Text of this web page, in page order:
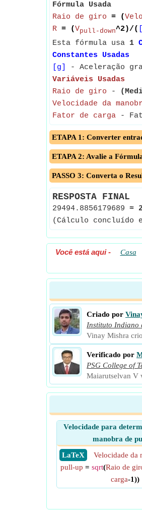
Fórmula Usada
Raio de giro = (
R = (Vpull-down^2)/(
Esta fórmula usa 1
Constantes Usadas
[g]
- Aceleração
Variáveis Usadas
Raio de giro -
Velocidade da
Fator de carga -
ETAPA 1: Converter
ETAPA 2: Avalie a
PASSO 3: Converta o
RESPOSTA FINAL
29494.8856179689 ≈
(Cálculo concluído
Você está aqui- Casa
Criado por
Instituto Indiano
Vinay Mishra
Verificado por
PSG College of
Maiarutselvan V
Velocidade para
manobra de
​ LaTeX
Velocidade da
pull-up = sqrt(Raio de
carga-1))